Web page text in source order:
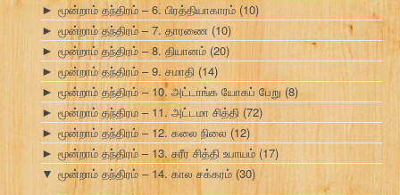
► மூன்றாம் தந்திரம் – 6. பிரத்தியாகாரம் (10)
► மூன்றாம் தந்திரம் – 7. தாரணை (10)
► மூன்றாம் தந்திரம் – 8. தியானம் (20)
► மூன்றாம் தந்திரம் – 9. சமாதி (14)
► மூன்றாம் தந்திரம் – 10. அட்டாங்க யோகப் பேறு (8)
► மூன்றாம் தந்திரம – 11. அட்டமா சித்தி (72)
► மூன்றாம் தந்திரம் – 12. கலை நிலை (12)
► மூன்றாம் தந்திரம் – 13. சரீர சித்தி உபாயம் (17)
▼ மூன்றாம் தந்திரம் – 14. கால சக்கரம் (30)